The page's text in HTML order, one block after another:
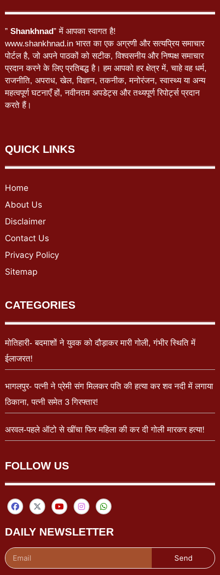
” Shankhnad” में आपका स्वागत है!
www.shankhnad.in भारत का एक अग्रणी और सत्यप्रिय समाचार
पोर्टल है, जो अपने पाठकों को सटीक, विश्वसनीय और निष्पक्ष समाचार
प्रदान करने के लिए प्रतिबद्ध है। हम आपको हर क्षेत्र में, चाहे वह धर्म,
राजनीति, अपराध, खेल, विज्ञान, तकनीक, मनोरंजन, स्वास्थ्य या अन्य
महत्वपूर्ण घटनाएँ हों, नवीनतम अपडेट्स और तथ्यपूर्ण रिपोर्ट्स प्रदान
करते हैं।
QUICK LINKS
Home
About Us
Disclaimer
Contact Us
Privacy Policy
Sitemap
CATEGORIES
मोतिहारी- बदमाशों ने युवक को दौड़ाकर मारी गोली, गंभीर स्थिति में
ईलाजरत!
भागलपुर- पत्नी ने प्रेमी संग मिलकर पति की हत्या कर शव नदी में लगाया
ठिकाना, पत्नी समेत 3 गिरफ्तार!
अरवल-पहले ऑटो से खींचा फिर महिला की कर दी गोली मारकर हत्या!
FOLLOW US
DAILY NEWSLETTER
Send